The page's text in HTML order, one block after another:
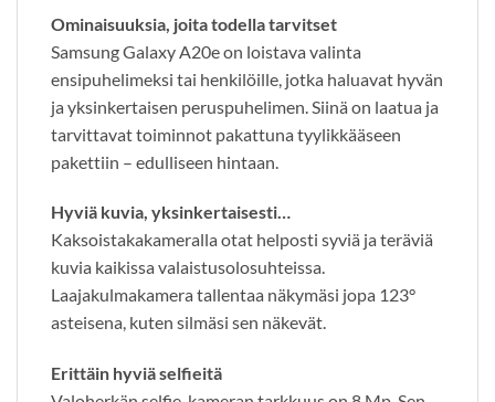
Ominaisuuksia, joita todella tarvitset
Samsung Galaxy A20e on loistava valinta
ensipuhelimeksi tai henkilöille, jotka haluavat hyvän
ja yksinkertaisen peruspuhelimen. Siinä on laatua ja
tarvittavat toiminnot pakattuna tyylikkääseen
pakettiin – edulliseen hintaan.
Hyviä kuvia, yksinkertaisesti…
Kaksoistakakameralla otat helposti syviä ja teräviä
kuvia kaikissa valaistusolosuhteissa.
Laajakulmakamera tallentaa näkymäsi jopa 123°
asteisena, kuten silmäsi sen näkevät.
Erittäin hyviä selfieitä